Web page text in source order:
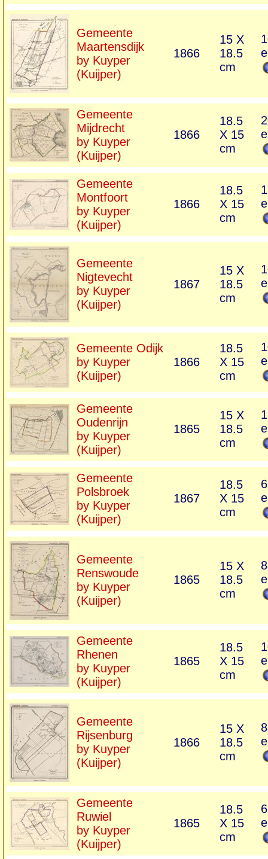
Gemeente
Maartensdijk
by Kuyper
(Kuijper)
1866
15 X
18.5
cm
Gemeente
Mijdrecht
by Kuyper
(Kuijper)
1866
18.5
X 15
cm
Gemeente
Montfoort
by Kuyper
(Kuijper)
1866
18.5
X 15
cm
Gemeente
Nigtevecht
by Kuyper
(Kuijper)
1867
15 X
18.5
cm
Gemeente Odijk
by Kuyper
(Kuijper)
1866
18.5
X 15
cm
Gemeente
Oudenrijn
by Kuyper
(Kuijper)
1865
15 X
18.5
cm
Gemeente
Polsbroek
by Kuyper
(Kuijper)
1867
18.5
X 15
cm
Gemeente
Renswoude
by Kuyper
(Kuijper)
1865
15 X
18.5
cm
Gemeente
Rhenen
by Kuyper
(Kuijper)
1865
18.5
X 15
cm
Gemeente
Rijsenburg
by Kuyper
(Kuijper)
1866
15 X
18.5
cm
Gemeente
Ruwiel
by Kuyper
(Kuijper)
1865
18.5
X 15
cm